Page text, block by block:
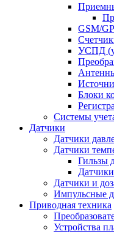
GSM/
УСПД
Блоки
Системы
Датчики
Датчики
Датчики
Гильзы
Датчики и
Импульсные
Приводная техника
Устройства